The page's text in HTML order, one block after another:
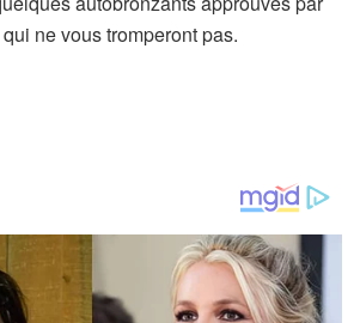
ne vous tromperont pas.